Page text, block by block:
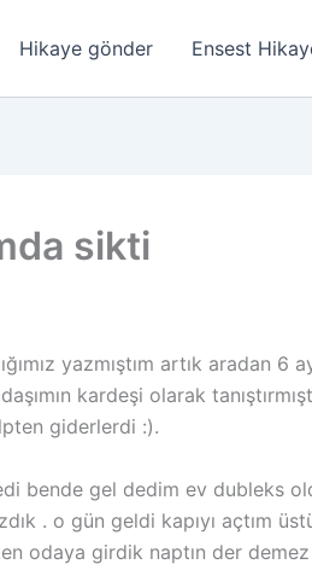
Hikaye gönder Ensest
sikti
yazmıştım artık aradan
kardeşi olarak
giderlerdi :).
bende gel dedim ev dubleks
. o gün geldi kapıyı açtım
odaya girdik naptın der